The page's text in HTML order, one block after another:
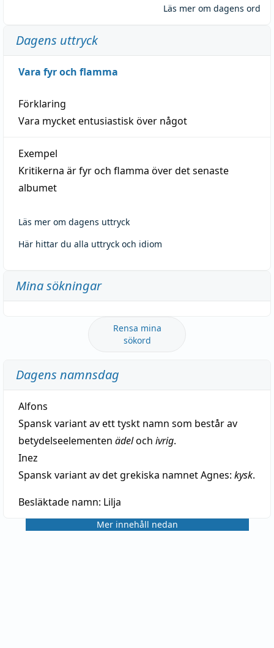
Läs mer om dagens ord
Dagens uttryck
Vara fyr och flamma
Förklaring
Vara mycket entusiastisk över något
Exempel
Kritikerna är fyr och flamma över det senaste
albumet
Läs mer om dagens uttryck
Här hittar du alla uttryck och idiom
Mina sökningar
Rensa mina
sökord
Dagens namnsdag
Alfons
Spansk variant av ett tyskt namn som består av
betydelseelementen ädeloch ivrig.
Inez
Spansk variant av det grekiska namnet Agnes: kysk.
Besläktade namn: Lilja
Mer innehåll nedan